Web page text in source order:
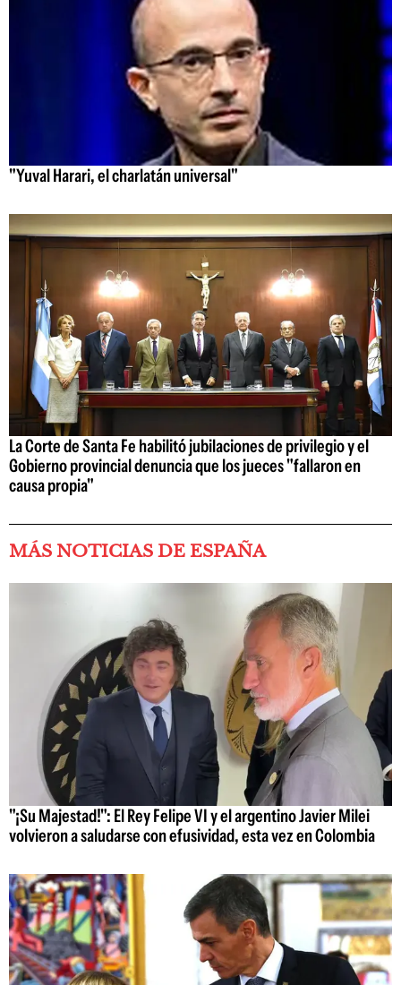
"Yuval Harari, el charlatán universal"
La Corte de Santa Fe habilitó jubilaciones de privilegio y el
Gobierno provincial denuncia que los jueces "fallaron en
causa propia"
MÁS NOTICIAS DE ESPAÑA
"¡Su Majestad!": El Rey Felipe VI y el argentino Javier Milei
volvieron a saludarse con efusividad, esta vez en Colombia